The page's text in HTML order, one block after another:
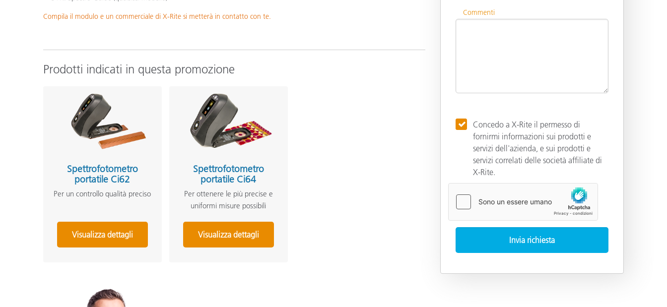
Compila il modulo e un commerciale di X-Rite si metterà in contatto con te.
Prodotti indicati in questa promozione
Spettrofotometro
portatile Ci62
Per un controllo qualità preciso
Visualizza dettagli
Spettrofotometro
portatile Ci64
Per ottenere le più precise e
uniformi misure possibili
Visualizza dettagli
Commenti
Concedo a X-Rite il permesso di
fornirmi informazioni sui prodotti e
servizi dell'azienda, e sui prodotti e
servizi correlati delle società affiliate di
X-Rite.